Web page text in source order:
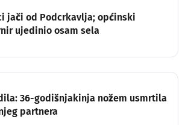
jači od Podcrkavlja; općinski
ujedinio osam sela
36-godišnjakinja nožem usmrtila
partnera